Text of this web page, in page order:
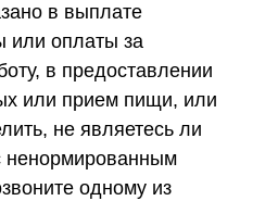
в выплате
или оплаты за
в предоставлении
или прием пищи, или
не являетесь ли
ненормированным
одному из